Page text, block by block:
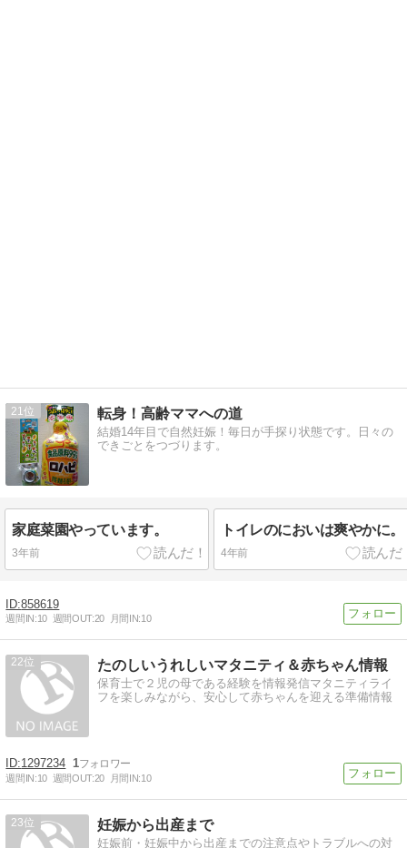
21 転身！高齢ママへの道
結婚14年目で自然妊娠！毎日が手探り状態です。日々の
できごとをつづります。
家庭菜園やっています。
3年前
トイレのにおいは爽やかに。
4年前
858619
週間IN:10 週間OUT:20 月間IN:10
22 たのしいうれしいマタニティ＆赤ちゃん情報
保育士で２児の母である経験を情報発信マタニティライ
フを楽しみながら、安心して赤ちゃんを迎える準備情報
1297234 1
週間IN:10 週間OUT:20 月間IN:10
23 妊娠から出産まで
妊娠前・妊娠中から出産までの注意点やトラブルへの対